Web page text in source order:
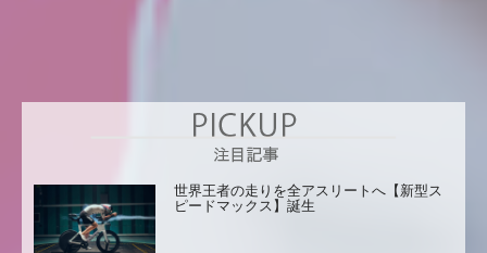
世界王者の走りを全アスリートへ【新型ス
ピードマックス】誕生